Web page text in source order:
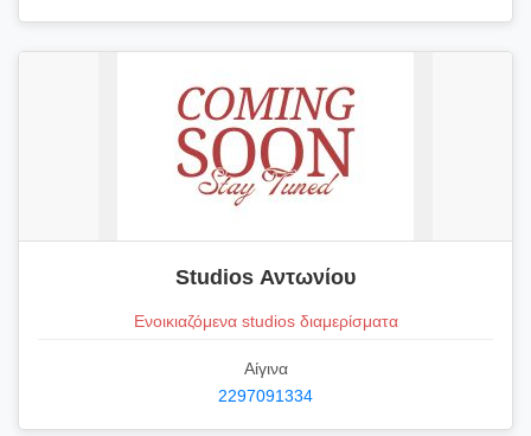
Studios Αντωνίου
Ενοικιαζόμενα studios διαμερίσματα
Αίγινα
2297091334